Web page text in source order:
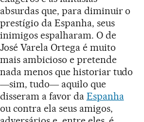
absurdas que, para diminuir o
prestígio da Espanha, seus
inimigos espalharam. O de
José Varela Ortega é muito
mais ambicioso e pretende
nada menos que historiar tudo
―sim, tudo― aquilo que
disseram a favor da Espanha
ou contra ela seus amigos,